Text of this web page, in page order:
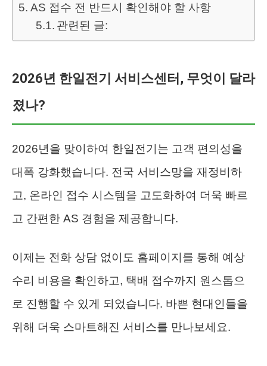
AS 접수 전 반드시 확인해야 할 사항
관련된 글:
2026년 한일전기 서비스센터, 무엇이 달라
졌나?
2026년을 맞이하여 한일전기는 고객 편의성을
대폭 강화했습니다. 전국 서비스망을 재정비하
고, 온라인 접수 시스템을 고도화하여 더욱 빠르
고 간편한 AS 경험을 제공합니다.
이제는 전화 상담 없이도 홈페이지를 통해 예상
수리 비용을 확인하고, 택배 접수까지 원스톱으
로 진행할 수 있게 되었습니다. 바쁜 현대인들을
위해 더욱 스마트해진 서비스를 만나보세요.